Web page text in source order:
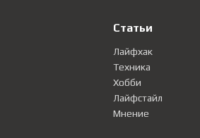
Статьи
Лайфхак
Техника
Хобби
Лайфстайл
Мнение